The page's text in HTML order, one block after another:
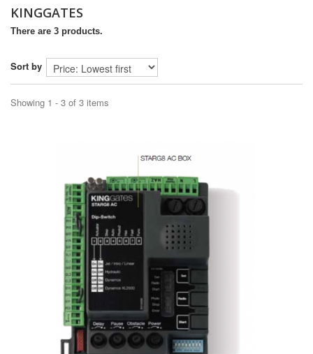
KINGGATES
There are 3 products.
Sort by
Showing 1 - 3 of 3 items